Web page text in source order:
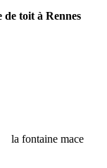
de toit à Rennes
la fontaine mace